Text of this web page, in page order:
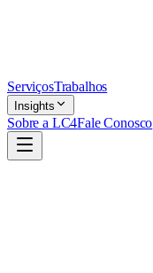
ServiçosTrabalhos
Insights
Sobre a LC4Fale Conosco